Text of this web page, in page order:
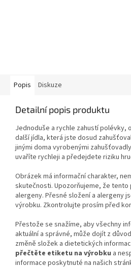
Popis Diskuze
Detailní popis produktu
Jednoduše a rychle zahustí polévky,
další jídla, která jste dosud
jinými doma vyrobenými
uvaříte rychleji a předejdete riziku
Obrázek má informační charakter,
skutečnosti. Upozorňujeme, že
alergeny. Přesné složení a alergeny
výrobku. Zkontrolujte prosím před
Přestože se snažíme, aby všechny
aktuální a správné, může dojít z
změně složek a dietetických
přečtěte etiketu na výrobku a
informace poskytnuté na našich